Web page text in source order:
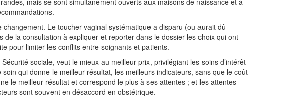
Le toucher vaginal systématique a disparu (ou aurait dû
la consultation à expliquer et reporter dans le dossier les choix qui ont
pour limiter les conflits entre soignants et patients.
sociale, veut le mieux au meilleur prix, privilégiant les soins d’intérêt
qui donne le meilleur résultat, les meilleurs indicateurs, sans que le coût
le meilleur résultat et correspond le plus à ses attentes ; et les attentes
sont souvent en désaccord en obstétrique.